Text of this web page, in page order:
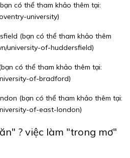
có thể tham khảo thêm tại:
university)
(bạn có thể tham khảo thêm
university-of-huddersfield)
có thể tham khảo thêm tại:
of-bradford)
(bạn có thể tham khảo thêm tại:
of-east-london)
? việc làm "trong mơ"